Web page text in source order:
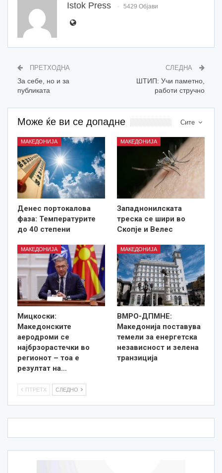
Istok Press 5429 Објави
ПРЕТХОДНА
За себе, но и за
публиката
СЛЕДНА
ШТИП: Учи паметно,
работи стручно
Сите
Може ќе ви се допадне
МАКЕДОНИЈА
Денес портокалова
фаза: Температурите
до 40 степени
МАКЕДОНИЈА
Западнонилската
треска се шири во
Скопје и Велес
МАКЕДОНИЈА
Мицкоски:
Македонските
аеродроми се
најбрзорастечки во
регионот – тоа е
резултат на…
МАКЕДОНИЈА
ВМРО-ДПМНЕ:
Македонија поставува
темели за енергетска
независност и зелена
транзиција
ПТРЕТХ СЛЕДНО